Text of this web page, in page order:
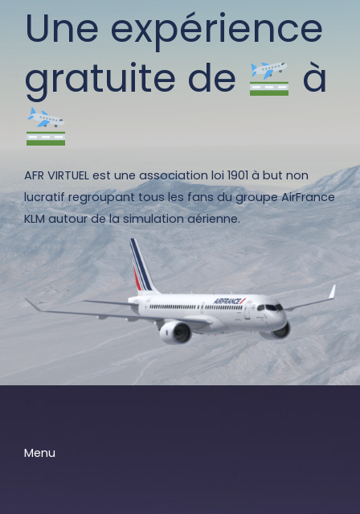
Une expérience
gratuite de
à
AFR VIRTUEL est une association loi 1901 à but non
lucratif regroupant tous les fans du groupe AirFrance
KLM autour de la simulation aérienne.
Menu